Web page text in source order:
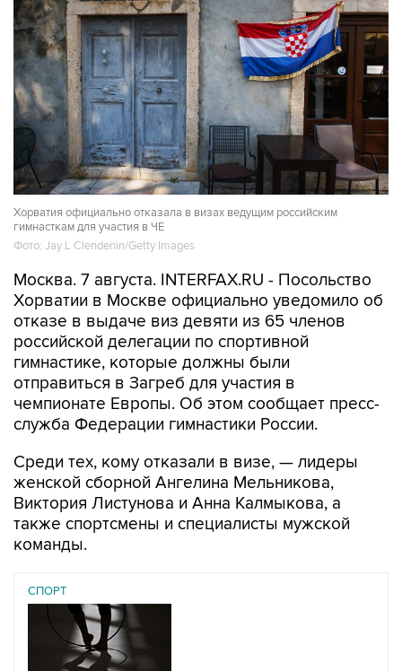
Хорватия официально отказала в визах ведущим российским
гимнасткам для участия в ЧЕ
Фото: Jay L Clendenin/Getty Images
Москва. 7 августа. INTERFAX.RU - Посольство
Хорватии в Москве официально уведомило об
отказе в выдаче виз девяти из 65 членов
российской делегации по спортивной
гимнастике, которые должны были
отправиться в Загреб для участия в
чемпионате Европы. Об этом сообщает пресс-
служба Федерации гимнастики России.
Среди тех, кому отказали в визе, — лидеры
женской сборной Ангелина Мельникова,
Виктория Листунова и Анна Калмыкова, а
также спортсмены и специалисты мужской
команды.
СПОРТ